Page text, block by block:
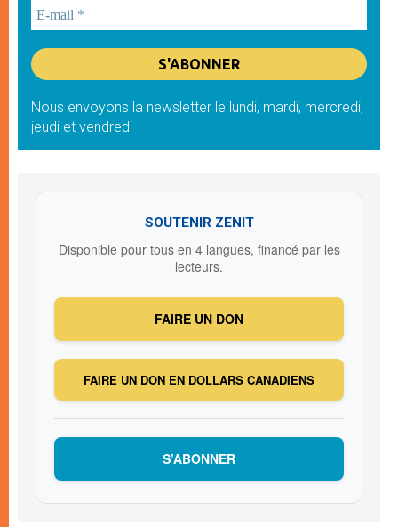
Nous envoyons la newsletter le lundi, mardi, mercredi,
jeudi et vendredi
SOUTENIR ZENIT
Disponible pour tous en 4 langues, financé par les
lecteurs.
FAIRE UN DON
FAIRE UN DON EN DOLLARS CANADIENS
S’ABONNER